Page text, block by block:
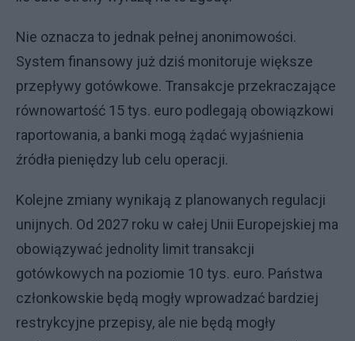
Nie oznacza to jednak pełnej anonimowości.
System finansowy już dziś monitoruje większe
przepływy gotówkowe. Transakcje przekraczające
równowartość 15 tys. euro podlegają obowiązkowi
raportowania, a banki mogą żądać wyjaśnienia
źródła pieniędzy lub celu operacji.
Kolejne zmiany wynikają z planowanych regulacji
unijnych. Od 2027 roku w całej Unii Europejskiej ma
obowiązywać jednolity limit transakcji
gotówkowych na poziomie 10 tys. euro. Państwa
członkowskie będą mogły wprowadzać bardziej
restrykcyjne przepisy, ale nie będą mogły